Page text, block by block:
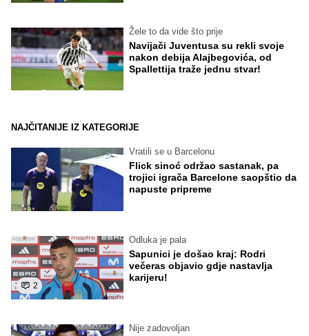
Žele to da vide što prije
Navijači Juventusa su rekli svoje
nakon debija Alajbegovića, od
Spallettija traže jednu stvar!
NAJČITANIJE IZ KATEGORIJE
Vratili se u Barcelonu
Flick sinoć održao sastanak, pa
trojici igrača Barcelone saopštio da
napuste pripreme
2
Odluka je pala
Sapunici je došao kraj: Rodri
večeras objavio gdje nastavlja
karijeru!
Nije zadovoljan